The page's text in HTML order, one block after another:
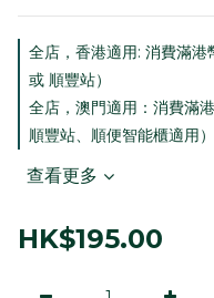
全店，香港適用: 消費滿
或 順豐站）
全店，澳門適用：消費滿
順豐站、順便智能櫃適用）
查看更多
HK$195.00